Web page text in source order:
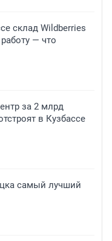
склад Wildberries
— что
за 2 млрд
в Кузбассе
самый лучший